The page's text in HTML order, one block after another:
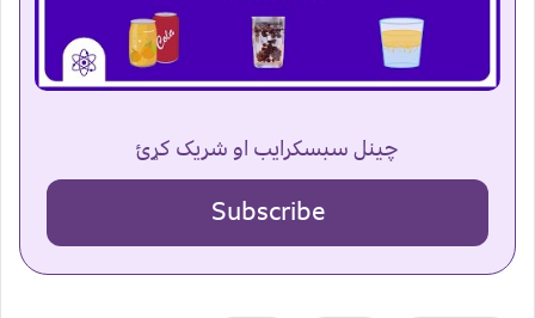
چینل سبسکرایب او شریک کړئ
Subscribe